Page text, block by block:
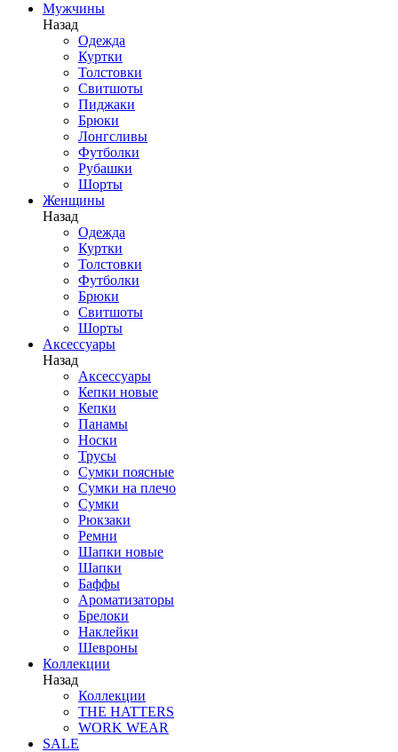
Мужчины
Назад
Одежда
Куртки
Толстовки
Свитшоты
Пиджаки
Брюки
Лонгсливы
Футболки
Рубашки
Шорты
Женщины
Назад
Одежда
Куртки
Толстовки
Футболки
Брюки
Свитшоты
Шорты
Аксессуары
Назад
Аксессуары
Кепки новые
Кепки
Панамы
Носки
Трусы
Сумки поясные
Сумки на плечо
Сумки
Рюкзаки
Ремни
Шапки новые
Шапки
Баффы
Ароматизаторы
Брелоки
Наклейки
Шевроны
Коллекции
Назад
Коллекции
THE HATTERS
WORK WEAR
SALE